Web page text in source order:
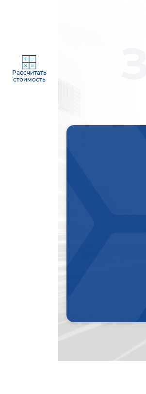
Рассчитать
стоимость